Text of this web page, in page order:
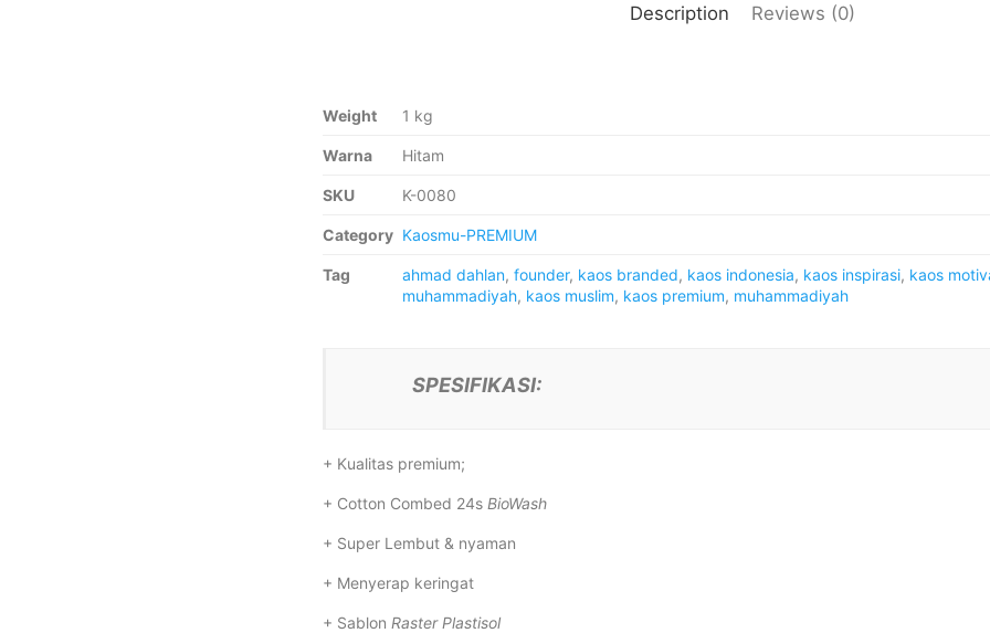
Description Reviews (0)
Weight 1 kg
Warna Hitam
SKU K-0080
Category Kaosmu-PREMIUM
Tag ahmad dahlan, founder, kaos branded, kaos indonesia, kaos inspirasi, kaos
muhammadiyah, kaos muslim, kaos premium, muhammadiyah
SPESIFIKASI:
+ Kualitas premium;
+ Cotton Combed 24s BioWash
+ Super Lembut & nyaman
+ Menyerap keringat
+ Sablon Raster Plastisol